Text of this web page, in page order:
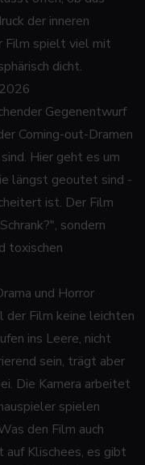
der inneren
Film spielt viel mit
dicht.
Gegenentwurf
Coming-out-Dramen
Hier geht es um
längst geoutet sind -
ist. Der Film
sondern
toxischen
und Horror
der Film keine leichten
ins Leere, nicht
sein, trägt aber
Die Kamera arbeitet
spielen
den Film auch
auf Klischees, es gibt